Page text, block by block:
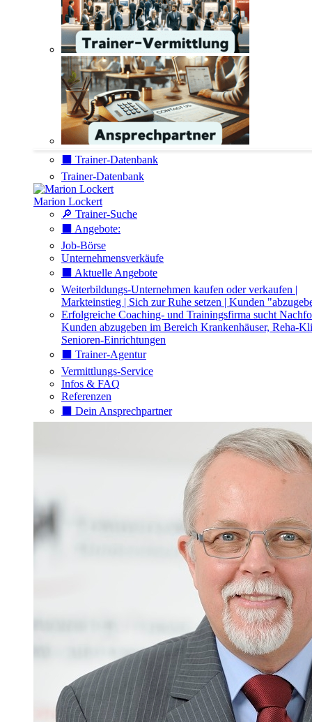
⬛️ Trainer-Datenbank
Trainer-Datenbank
Marion Lockert
🔎 Trainer-Suche
⬛️ Angebote:
Job-Börse
Unternehmensverkäufe
⬛️ Aktuelle Angebote
Weiterbildungs-Unternehmen kaufen oder verkaufen |
Markteinstieg | Sich zur Ruhe setzen | Kunden
Erfolgreiche Coaching- und Trainingsfirma sucht
Kunden abzugeben im Bereich Krankenhäuser, Reha-
Senioren-Einrichtungen
⬛️ Trainer-Agentur
Vermittlungs-Service
Infos & FAQ
Referenzen
⬛️ Dein Ansprechpartner